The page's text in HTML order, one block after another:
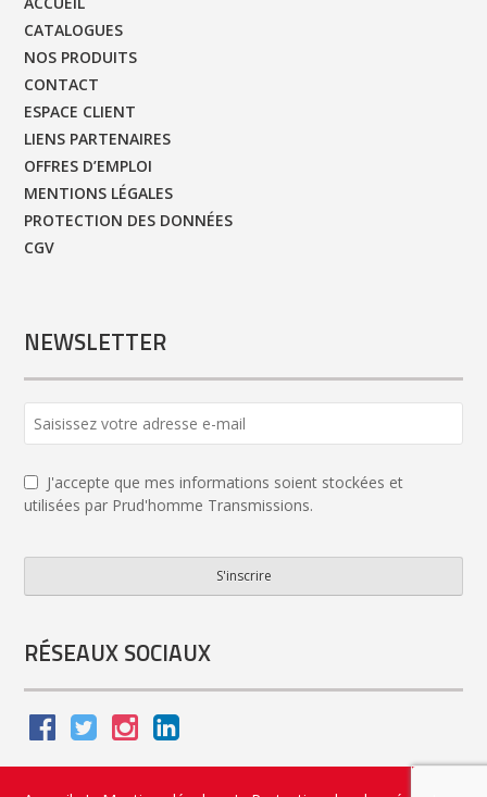
CATALOGUES
NOS PRODUITS
CONTACT
ESPACE CLIENT
LIENS PARTENAIRES
OFFRES D’EMPLOI
MENTIONS LÉGALES
PROTECTION DES DONNÉES
CGV
NEWSLETTER
Address *
J'accepte que mes informations soient stockées et
utilisées par Prud'homme Transmissions.
S'inscrire
RÉSEAUX SOCIAUX